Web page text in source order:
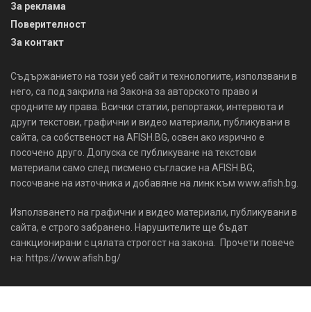
За реклама
Поверителност
За контакт
Съдържанието на този уеб сайт и технологиите, използвани в
него, са под закрила на Закона за авторското право и
сродните му права. Всички статии, репортажи, интервюта и
други текстови, графични и видео материали, публикувани в
сайта, са собственост на AFISH.BG, освен ако изрично е
посочено друго. Допуска се публикуване на текстови
материали само след писмено съгласие на AFISH.BG,
посочване на източника и добавяне на линк към www.afish.bg.
Използването на графични и видео материали, публикувани в
сайта, е строго забранено. Нарушителите ще бъдат
санкционирани с цялата строгост на закона. Прочети повече
на: https://www.afish.bg/